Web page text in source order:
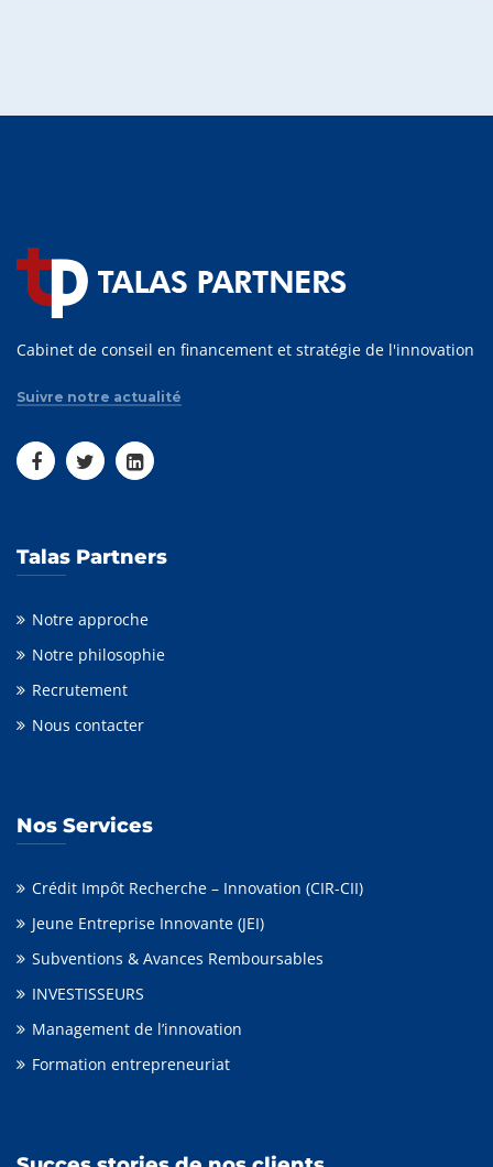
Cabinet de conseil en financement et stratégie de l'innovation
Suivre notre actualité
Talas Partners
Notre approche
Notre philosophie
Recrutement
Nous contacter
Nos Services
Crédit Impôt Recherche – Innovation (CIR-CII)
Jeune Entreprise Innovante (JEI)
Subventions & Avances Remboursables
INVESTISSEURS
Management de l’innovation
Formation entrepreneuriat